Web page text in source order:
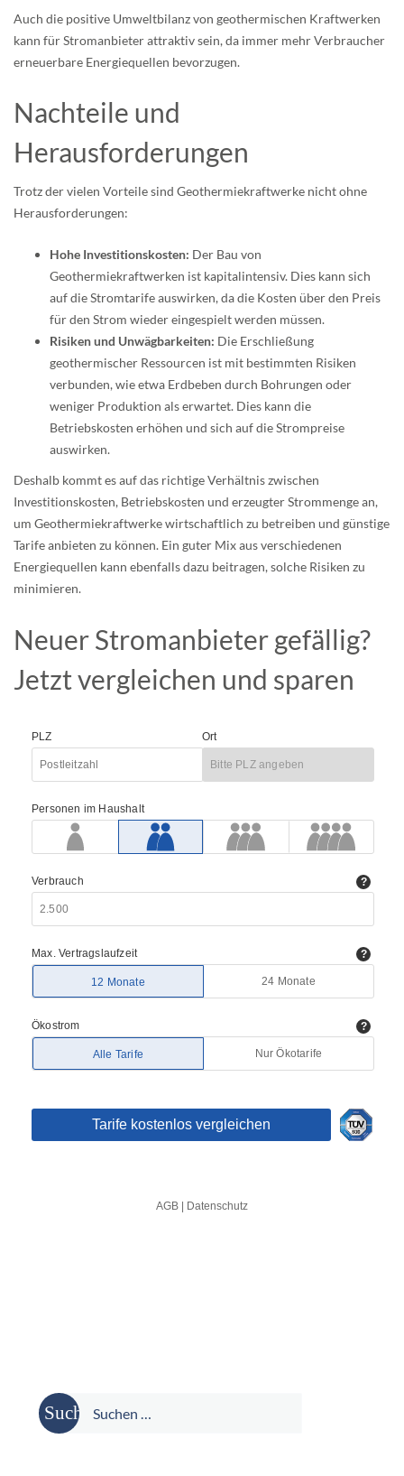
Auch die positive Umweltbilanz von geothermischen Kraftwerken
kann für Stromanbieter attraktiv sein, da immer mehr Verbraucher
erneuerbare Energiequellen bevorzugen.
Nachteile und
Herausforderungen
Trotz der vielen Vorteile sind Geothermiekraftwerke nicht ohne
Herausforderungen:
Hohe Investitionskosten: Der Bau von
Geothermiekraftwerken ist kapitalintensiv. Dies kann sich
auf die Stromtarife auswirken, da die Kosten über den Preis
für den Strom wieder eingespielt werden müssen.
Risiken und Unwägbarkeiten: Die Erschließung
geothermischer Ressourcen ist mit bestimmten Risiken
verbunden, wie etwa Erdbeben durch Bohrungen oder
weniger Produktion als erwartet. Dies kann die
Betriebskosten erhöhen und sich auf die Strompreise
auswirken.
Deshalb kommt es auf das richtige Verhältnis zwischen
Investitionskosten, Betriebskosten und erzeugter Strommenge an,
um Geothermiekraftwerke wirtschaftlich zu betreiben und günstige
Tarife anbieten zu können. Ein guter Mix aus verschiedenen
Energiequellen kann ebenfalls dazu beitragen, solche Risiken zu
minimieren.
Neuer Stromanbieter gefällig?
Jetzt vergleichen und sparen
Suche
nach: